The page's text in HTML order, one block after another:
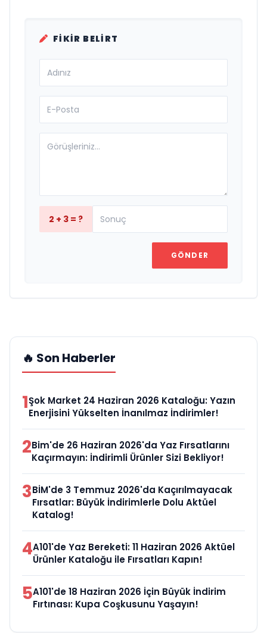
FIKIR BELIRT
2 + 3 = ?
GÖNDER
🔥 Son Haberler
1Şok Market 24 Haziran 2026 Kataloğu: Yazın
Enerjisini Yükselten İnanılmaz İndirimler!
2Bim'de 26 Haziran 2026'da Yaz Fırsatlarını
Kaçırmayın: İndirimli Ürünler Sizi Bekliyor!
3BİM'de 3 Temmuz 2026'da Kaçırılmayacak
Fırsatlar: Büyük İndirimlerle Dolu Aktüel
Katalog!
4A101'de Yaz Bereketi: 11 Haziran 2026 Aktüel
Ürünler Kataloğu ile Fırsatları Kapın!
5A101'de 18 Haziran 2026 İçin Büyük İndirim
Fırtınası: Kupa Coşkusunu Yaşayın!